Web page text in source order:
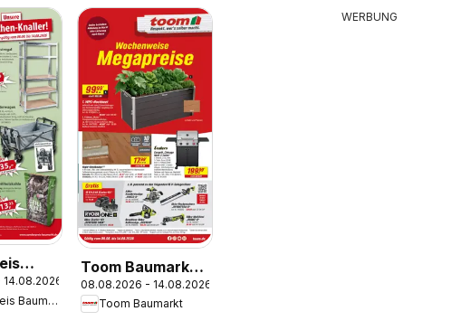
Sonderpreis Baumarkt
Toom Baumarkt
Prospekt
08.08.2026 - 14.08.2026
Toom Baumarkt
WERBUNG